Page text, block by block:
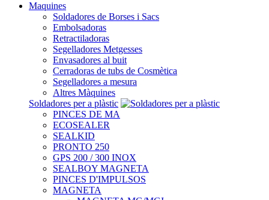
Maquines
Soldadores de Borses i Sacs
Embolsadoras
Retractiladoras
Segelladores Metgesses
Envasadores al buit
Cerradoras de tubs de Cosmètica
Segelladores a mesura
Altres Màquines
Soldadores per a plàstic
PINCES DE MA
ECOSEALER
SEALKID
PRONTO 250
GPS 200 / 300 INOX
SEALBOY MAGNETA
PINCES D'IMPULSOS
MAGNETA